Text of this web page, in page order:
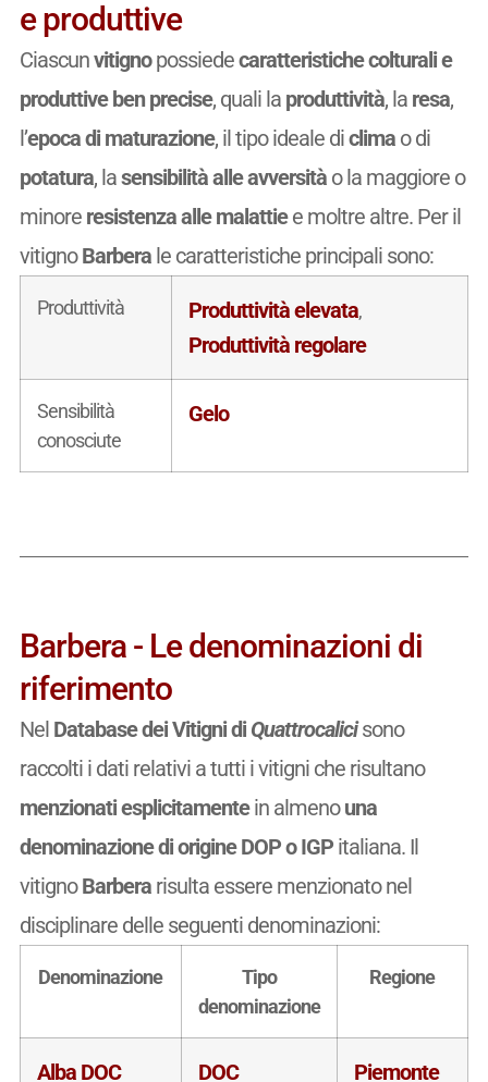
e produttive
Ciascunvitignopossiedecaratteristiche colturali e
produttive ben precise, quali la produttività, la resa,
l’epoca di maturazione, il tipo ideale diclimao di
potatura, lasensibilità alle avversitào la maggiore o
minore resistenza alle malattiee moltre altre. Per il
vitignoBarberale caratteristiche principali sono:
Produttività Produttività elevata,
Produttività regolare
Sensibilità
conosciute
Gelo
Barbera - Le denominazioni di
riferimento
Nel Database dei Vitigni diQuattrocalicisono
raccolti i dati relativi a tutti i vitigni che risultano
menzionati esplicitamentein almenouna
denominazione di origine DOP o IGPitaliana. Il
vitignoBarberarisulta essere menzionato nel
disciplinare delle seguenti denominazioni:
Denominazione
Tipo
denominazione
Regione
Alba DOC DOC Piemonte